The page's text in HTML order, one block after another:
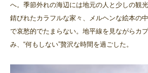
へ。季節外れの海辺には地元の人と少しの観
錆びれたカラフルな家々、メルヘンな絵本の
で哀愁的でたまらない。地平線を見ながらカ
み、“何もしない”贅沢な時間を過ごした。